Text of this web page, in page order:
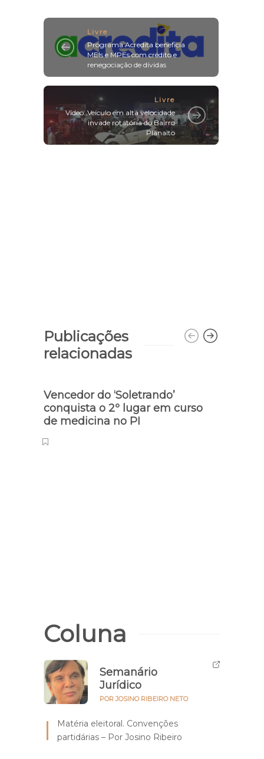
Livre
Programa Acredita beneficia
MEIs e MPEs com crédito e
renegociação de dívidas
Livre
Vídeo: Veículo em alta velocidade
invade rotatória do Bairro
Planalto
Publicações
relacionadas
Vencedor do ‘Soletrando’
conquista o 2º lugar em curso
de medicina no PI
Coluna
Semanário
Jurídico
POR JOSINO RIBEIRO NETO
Matéria eleitoral. Convenções
partidárias – Por Josino Ribeiro